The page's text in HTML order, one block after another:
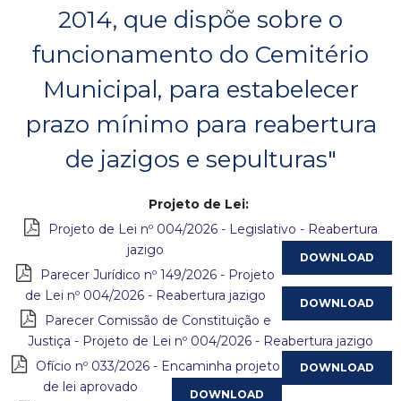
M
n
i
p
a
l
d
2014, que dispõe sobre o
funcionamento do Cemitério
Municipal, para estabelecer
prazo mínimo para reabertura
de jazigos e sepulturas"
Projeto de Lei:
Projeto de Lei nº 004/2026 - Legislativo - Reabertura
jazigo
Parecer Jurídico nº 149/2026 - Projeto
de Lei nº 004/2026 - Reabertura jazigo
Parecer Comissão de Constituição e
Justiça - Projeto de Lei nº 004/2026 - Reabertura jazigo
Ofício nº 033/2026 - Encaminha projeto
de lei aprovado